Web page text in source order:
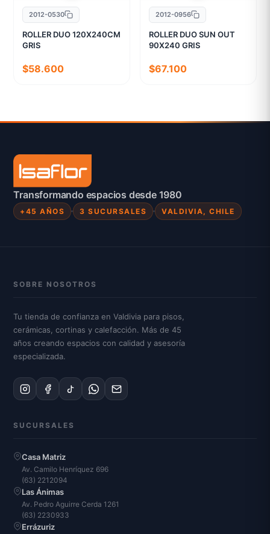
2012-0530
ROLLER DUO 120X240CM
GRIS
$58.600
2012-0956
ROLLER DUO SUN OUT
90X240 GRIS
$67.100
Transformando espacios desde 1980
+45 AÑOS 3 SUCURSALES VALDIVIA, CHILE
SOBRE NOSOTROS
Tu tienda de confianza en Valdivia para pisos,
cerámicas, cortinas y calefacción. Más de 45
años creando espacios con calidad y asesoría
especializada.
SUCURSALES
Casa Matriz
Av. Camilo Henríquez 696
(63) 2212094
Las Ánimas
Av. Pedro Aguirre Cerda 1261
(63) 2230933
Errázuriz